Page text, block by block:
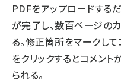
PDFをアップロードする
が完了し、数百ページの
る。修正箇所をマークし
をクリックするとコメン
られる。